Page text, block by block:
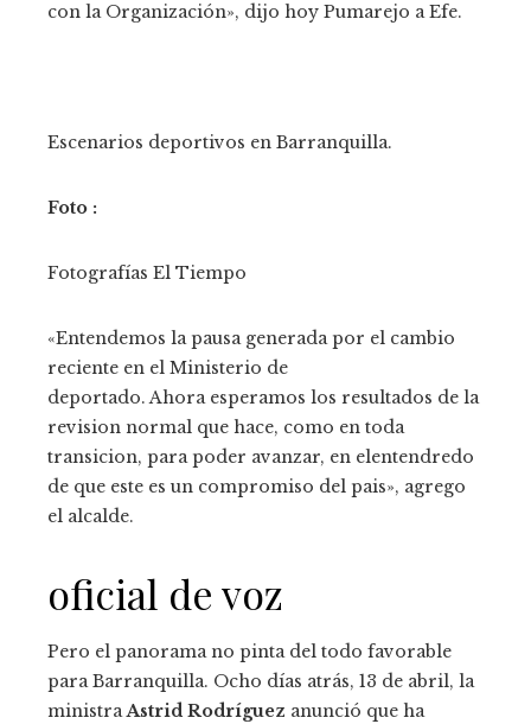
con la Organización», dijo hoy Pumarejo a Efe.
Escenarios deportivos en Barranquilla.
Foto :
Fotografías El Tiempo
«Entendemos la pausa generada por el cambio
reciente en el Ministerio de
deportado. Ahora esperamos los resultados de la
revision normal que hace, como en toda
transicion, para poder avanzar, en elentendredo
de que este es un compromiso del pais», agrego
el alcalde.
oficial de voz
Pero el panorama no pinta del todo favorable
para Barranquilla. Ocho días atrás, 13 de abril, la
ministraAstrid Rodríguez anunció que ha